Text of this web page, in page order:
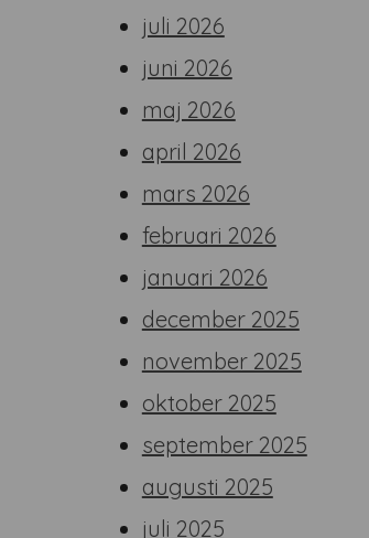
juli 2026
juni 2026
maj 2026
april 2026
mars 2026
februari 2026
januari 2026
december 2025
november 2025
oktober 2025
september 2025
augusti 2025
juli 2025